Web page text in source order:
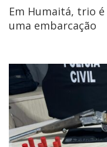
Em Humaitá, trio
uma embarcação